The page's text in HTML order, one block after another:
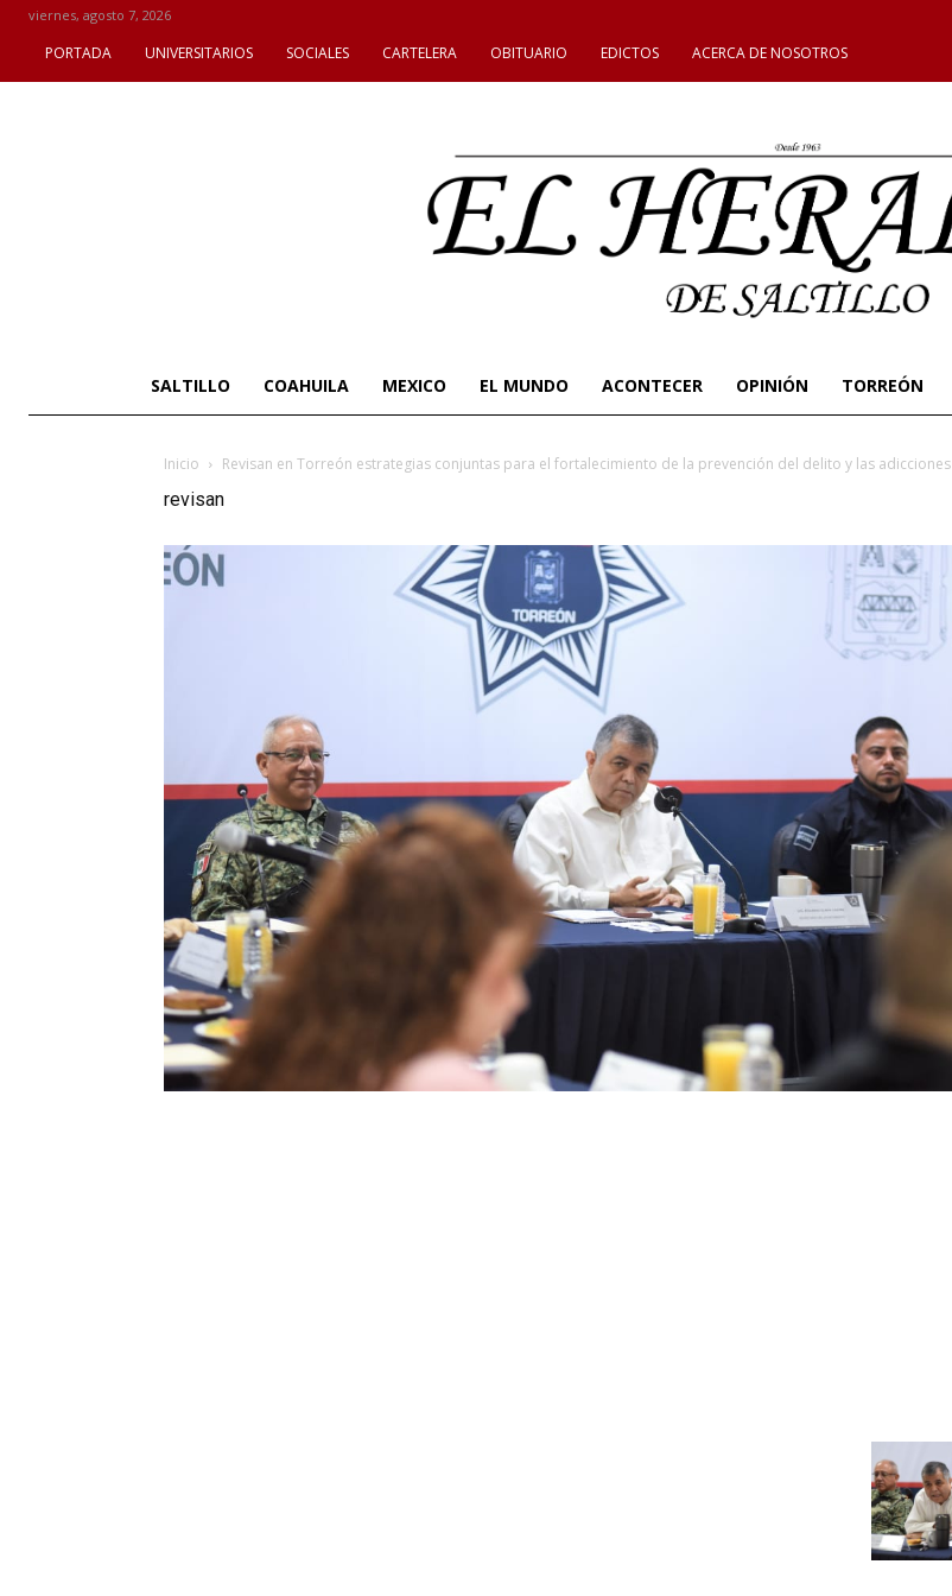
viernes, agosto 7, 2026
PORTADA UNIVERSITARIOS SOCIALES CARTELERA OBITUARIO EDICTOS ACERCA DE NOSOTROS
SALTILLO COAHUILA MEXICO EL MUNDO ACONTECER OPINIÓN TORREÓN
Inicio Revisan en Torreón estrategias conjuntas para el fortalecimiento de la prevención del delito y las adicciones
revisan